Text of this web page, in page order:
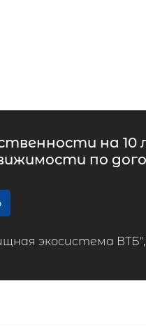
на 10
по
экосистема ВТБ",